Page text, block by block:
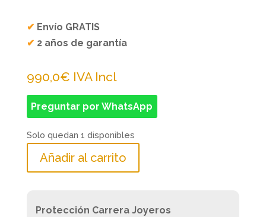
✔ Envío GRATIS
✔ 2 años de garantía
990,0€ IVA Incl
Preguntar por WhatsApp
Solo quedan 1 disponibles
Añadir al carrito
Protección Carrera Joyeros